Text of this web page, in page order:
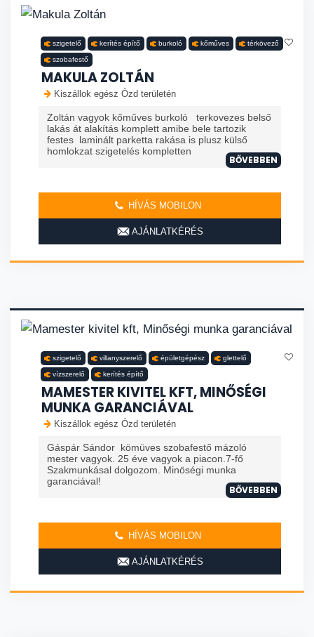
szigetelő kerítés építő burkoló kőműves térkövező
szobafestő
MAKULA ZOLTÁN
Kiszállok egész Ózd területén
Zoltán vagyok kőműves burkoló terkovezes belső
lakás át alakítás komplett amibe bele tartozik
festes laminált parketta rakása is plusz külső
homlokzat szigetelés kompletten
BŐVEBBEN
HÍVÁS MOBILON
AJÁNLATKÉRÉS
szigetelő villanyszerelő épületgépész glettelő
vízszerelő kerítés építő
MAMESTER KIVITEL KFT, MINŐSÉGI
MUNKA GARANCIÁVAL
Kiszállok egész Ózd területén
Gáspár Sándor kömüves szobafestő mázoló
mester vagyok. 25 éve vagyok a piacon.7-fő
Szakmunkásal dolgozom. Minöségi munka
garanciával!
BŐVEBBEN
HÍVÁS MOBILON
AJÁNLATKÉRÉS